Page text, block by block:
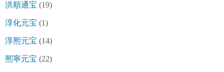
洪順通宝 (19)
淳化元宝 (1)
淳熈元宝 (14)
熈寧元宝 (22)